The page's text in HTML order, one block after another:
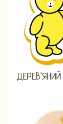
ДЕРЕВ'ЯНИЙ